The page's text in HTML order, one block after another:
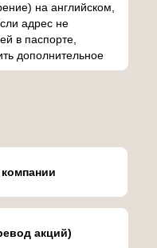
на английском,
адрес не
в паспорте,
дополнительное
акций)